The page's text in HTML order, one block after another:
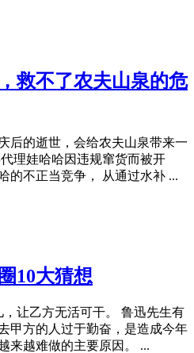
救不了农夫山泉的危
后的逝世，会给农夫山泉带来一
理娃哈哈因违规窜货而被开
的不正当竞争， 从通过水补 ...
10大猜想
让乙方无活可干。 鲁迅先生有
甲方的人过于勤奋，是造成今年
来越难做的主要原因。 ...